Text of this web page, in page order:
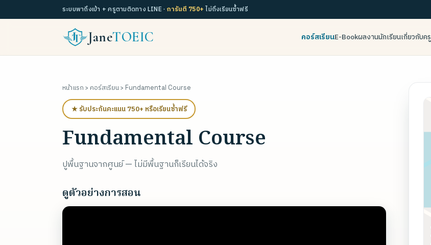
ระบบพาถึงเป้า + ครูตามติดทาง LINE · การันตี 750+ ไม่ถึงเรียนซ้ำฟรี
JaneTOEIC คอร์สเรียนE-Bookผลงานนักเรียนเกี่ยวกับครู
หน้าแรก › คอร์สเรียน› Fundamental Course
★ รับประกันคะแนน 750+ หรือเรียนซ้ำฟรี
Fundamental Course
ปูพื้นฐานจากศูนย์ — ไม่มีพื้นฐานก็เรียนได้จริง
ดูตัวอย่างการสอน